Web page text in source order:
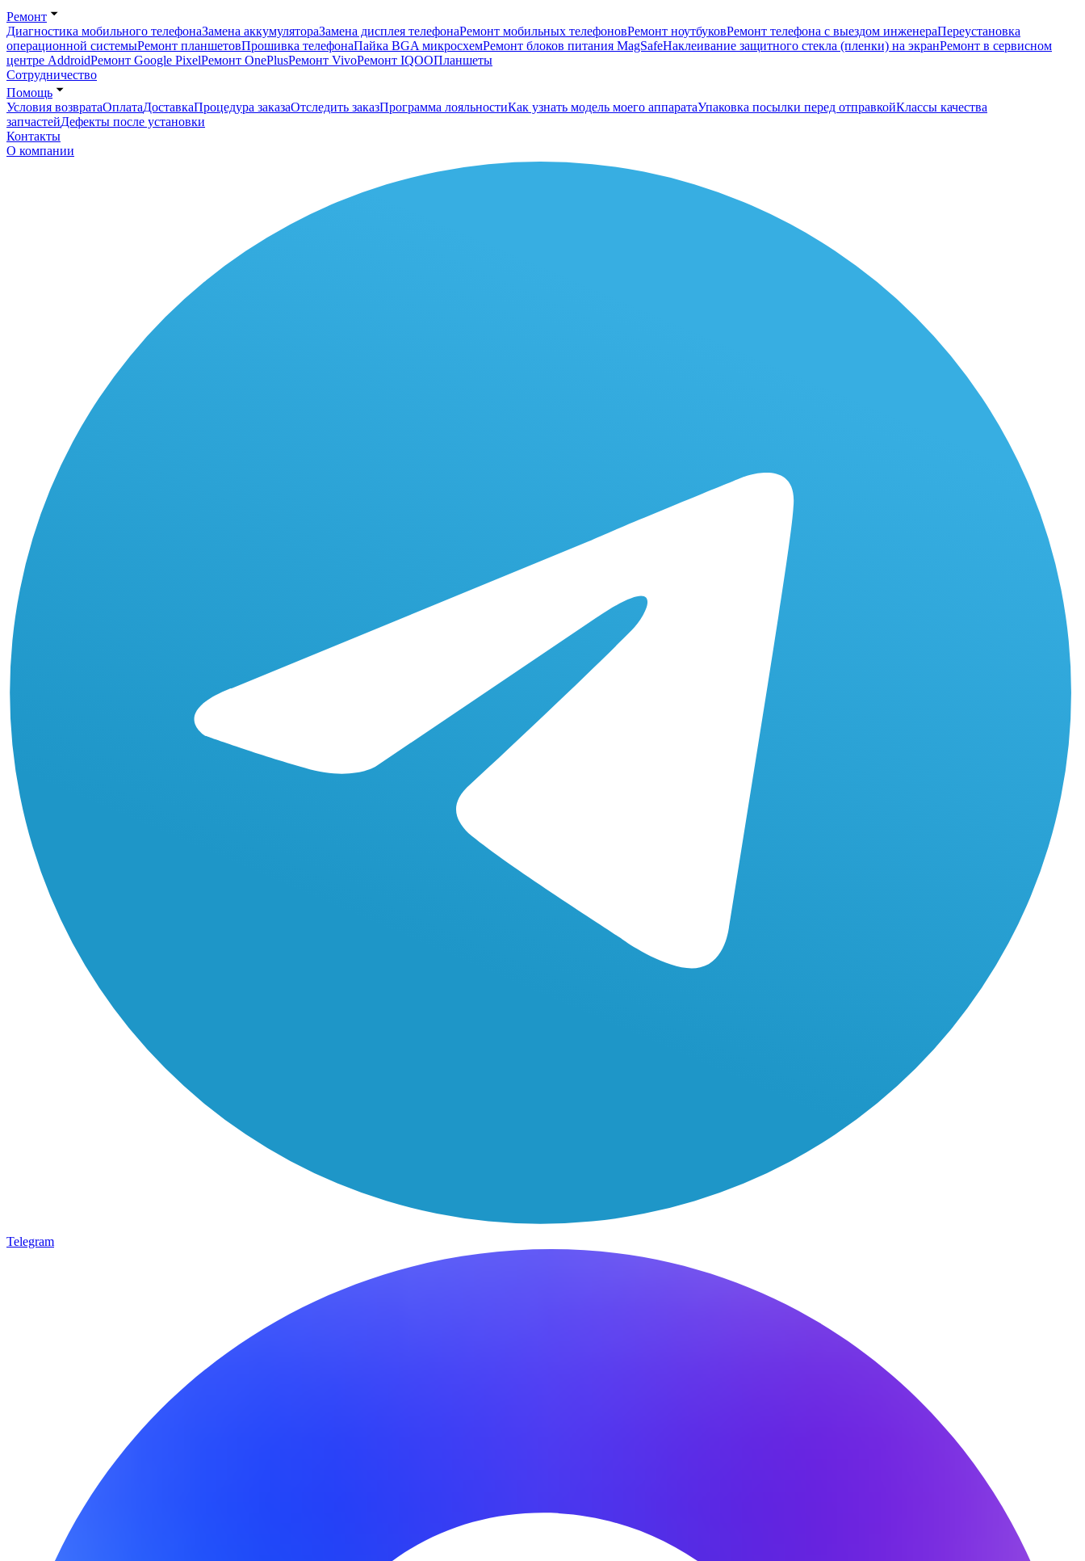
Ремонт
Диагностика мобильного телефонаЗамена аккумулятораЗамена дисплея телефонаРемонт мобильных телефоновРемонт ноутбуковРемонт телефона с выездом инженераПереустановка
операционной системыРемонт планшетовПрошивка телефонаПайка BGA микросхемРемонт блоков питания MagSafeНаклеивание защитного стекла (пленки) на экранРемонт в сервисном
центре AddroidРемонт Google PixelРемонт OnePlusРемонт VivoРемонт IQOOПланшеты
Сотрудничество
Помощь
Условия возвратаОплатаДоставкаПроцедура заказаОтследить заказПрограмма лояльностиКак узнать модель моего аппаратаУпаковка посылки перед отправкойКлассы качества
запчастейДефекты после установки
Контакты
О компании
Telegram